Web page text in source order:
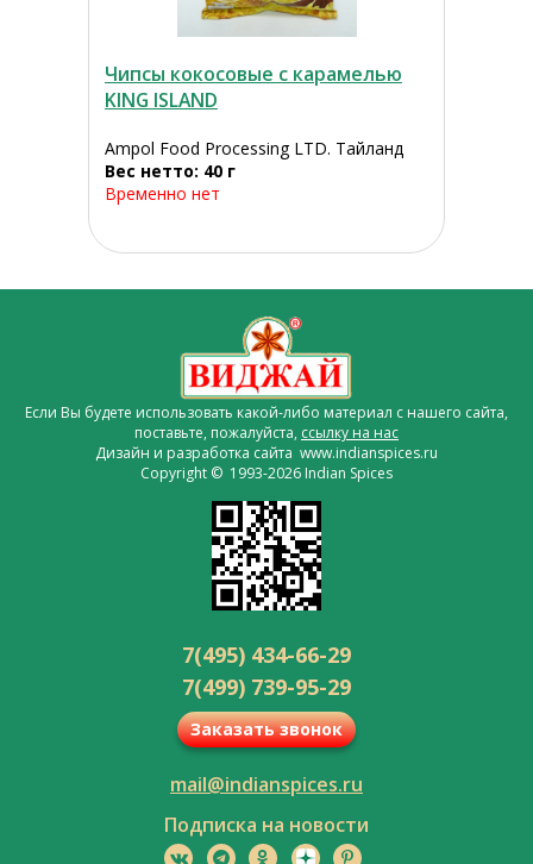
Чипсы кокосовые с карамелью
KING ISLAND
Ampol Food Processing LTD. Тайланд
Вес нетто: 40 г
Временно нет
Если Вы будете использовать какой-либо материал с нашего сайта,
поставьте, пожалуйста, ссылку на нас
Дизайн и разработка сайта www.indianspices.ru
Copyright © 1993-2026 Indian Spices
7(495) 434-66-29
7(499) 739-95-29
Заказать звонок
mail@indianspices.ru
Подписка на новости